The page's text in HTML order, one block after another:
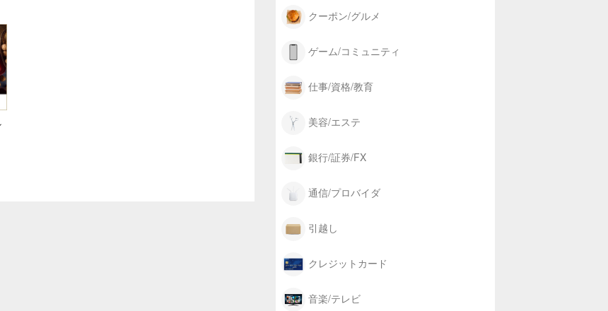
クーポン/グルメ
ゲーム/コミュニティ
仕事/資格/教育
美容/エステ
銀行/証券/FX
通信/プロバイダ
引越し
クレジットカード
音楽/テレビ